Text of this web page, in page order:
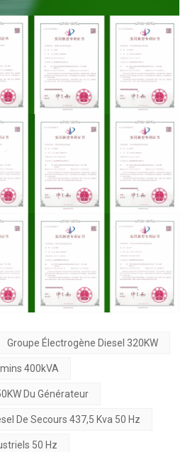
Groupe Électrogène Diesel 320KW
400kVA
Du Générateur
De Secours 437,5 Kva 50 Hz
50 Hz